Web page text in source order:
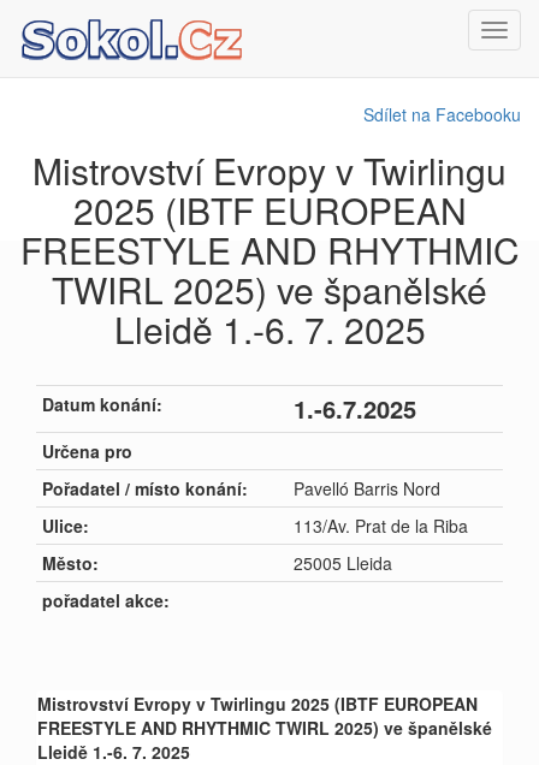
Sdílet na Facebooku
Mistrovství Evropy v Twirlingu
2025 (IBTF EUROPEAN
FREESTYLE AND RHYTHMIC
TWIRL 2025) ve španělské
Lleidě 1.-6. 7. 2025
Datum konání: 1.-6.7.2025
Určena pro
Pořadatel / místo konání:
Pavelló Barris Nord
Ulice:
113/Av. Prat de la Riba
Město:
25005 Lleida
pořadatel akce:
Mistrovství Evropy v Twirlingu 2025 (IBTF EUROPEAN
FREESTYLE AND RHYTHMIC TWIRL 2025) ve španělské
Lleidě 1.-6. 7. 2025